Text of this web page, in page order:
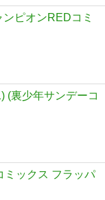
ピオンREDコミ
(裏少年サンデーコ
ミックス フラッパ